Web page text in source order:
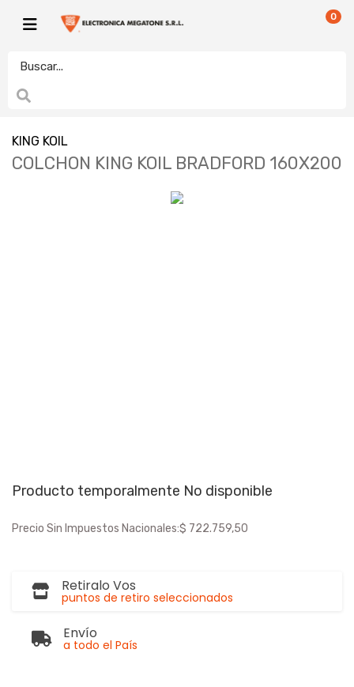
0
KING KOIL
COLCHON KING KOIL BRADFORD 160X200
Producto temporalmente No disponible
Precio Sin Impuestos Nacionales:$ 722.759,50
Retiralo Vos
puntos de retiro seleccionados
Envío
a todo el País